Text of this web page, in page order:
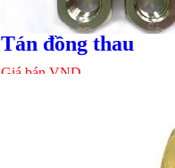
Giá bán VND
Tán đồng thau